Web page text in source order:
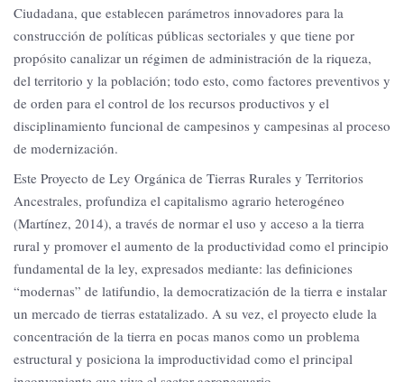
Ciudadana, que establecen parámetros innovadores para la
construcción de políticas públicas sectoriales y que tiene por
propósito canalizar un régimen de administración de la riqueza,
del territorio y la población; todo esto, como factores preventivos y
de orden para el control de los recursos productivos y el
disciplinamiento funcional de campesinos y campesinas al proceso
de modernización.
Este Proyecto de Ley Orgánica de Tierras Rurales y Territorios
Ancestrales, profundiza el capitalismo agrario heterogéneo
(Martínez, 2014), a través de normar el uso y acceso a la tierra
rural y promover el aumento de la productividad como el principio
fundamental de la ley, expresados mediante: las definiciones
“modernas” de latifundio, la democratización de la tierra e instalar
un mercado de tierras estatalizado. A su vez, el proyecto elude la
concentración de la tierra en pocas manos como un problema
estructural y posiciona la improductividad como el principal